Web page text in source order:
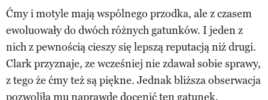
Ćmy i motyle mają wspólnego przodka, ale z czasem
ewoluowały do dwóch różnych gatunków. I jeden z
nich z pewnością cieszy się lepszą reputacją niż drugi.
Clark przyznaje, ze wcześniej nie zdawał sobie sprawy,
z tego że ćmy też są piękne. Jednak bliższa obserwacja
pozwoliła mu naprawdę docenić ten gatunek.